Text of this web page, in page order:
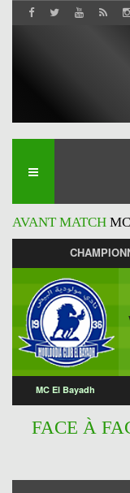
AVANT MATCH
MC El Bayadh
FACE À